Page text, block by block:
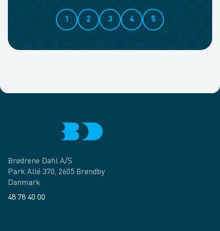
1 2 3 4 5
Brødrene Dahl A/S
Park Allé 370, 2605 Brøndby
Danmark
48 78 40 00